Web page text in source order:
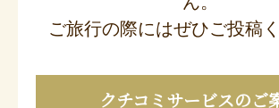
ご旅行の際にはぜひご投稿く
クチコミサービスのご